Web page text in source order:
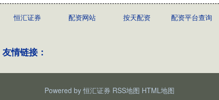
恒汇证券 配资网站 按天配资 配资平台查询
友情链接：
Powered by恒汇证券 RSS地图 HTML地图